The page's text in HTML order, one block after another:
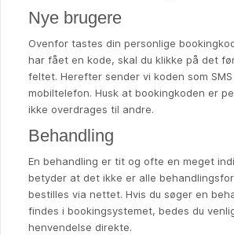
Nye brugere
Ovenfor tastes din personlige
har fået en kode, skal du klikke på det
feltet. Herefter sender vi koden som
mobiltelefon. Husk at bookingkoden er
ikke overdrages til andre.
Behandling
En behandling er tit og ofte en meget
betyder at det ikke er alle
bestilles via nettet. Hvis du søger en
findes i bookingsystemet, bedes du
henvendelse direkte.